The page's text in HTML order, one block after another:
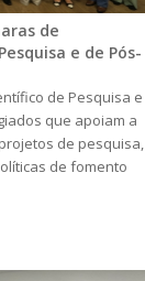
de
e de Pós-
de Pesquisa e
que apoiam a
de pesquisa,
de fomento